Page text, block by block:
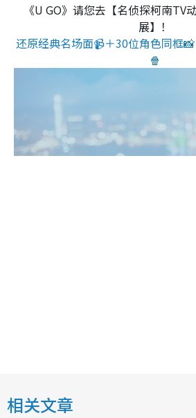
《U GO》请您去【名侦探柯南TV
展】！
还原经典名场面📹＋30位角色同框
🍿
相关文章